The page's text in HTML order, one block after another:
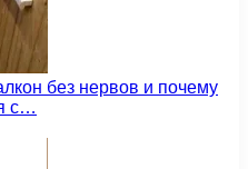
без нервов и почему
с…